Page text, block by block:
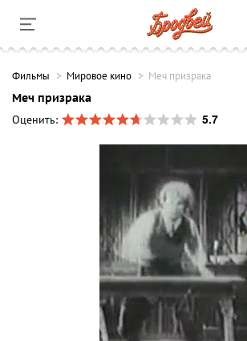
Фильмы Мировое кино Меч призрака
Меч призрака
Оценить:
5.7